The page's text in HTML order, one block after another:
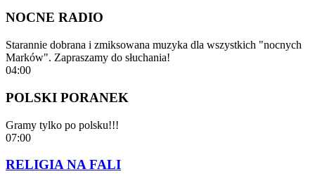
NOCNE RADIO
Starannie dobrana i zmiksowana muzyka dla wszystkich "nocnych
Marków". Zapraszamy do słuchania!
04:00
POLSKI PORANEK
Gramy tylko po polsku!!!
07:00
RELIGIA NA FALI